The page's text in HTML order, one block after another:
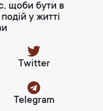
щоби бути в
у житті
Twitter
Telegram